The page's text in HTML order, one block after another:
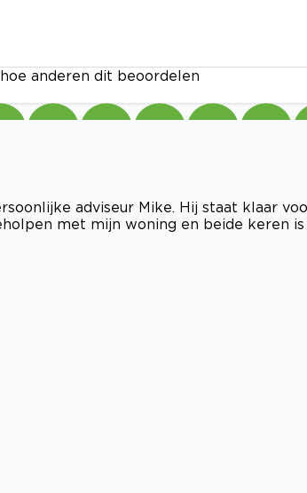
anderen dit beoordelen
adviseur Mike. Hij staat klaar
met mijn woning en beide keren is